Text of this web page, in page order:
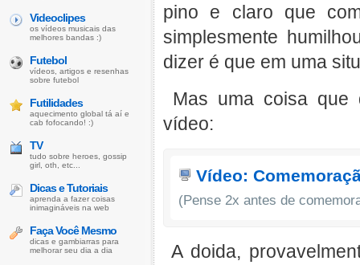
pino e claro que
simplesmente
dizer é que em uma
Mas uma coisa que
vídeo:
Vídeo:
(Pense 2x antes de
A doida,
Videoclipes
os vídeos musicais das
melhores bandas :)
Futebol
vídeos, artigos e resenhas
sobre futebol
Futilidades
aquecimento global tá aí e
cab fofocando! :)
TV
tudo sobre heroes, gossip
girl, oth, etc...
Dicas e Tutoriais
aprenda a fazer coisas
inimagináveis na web
Faça Você Mesmo
dicas e gambiarras para
melhorar seu dia a dia